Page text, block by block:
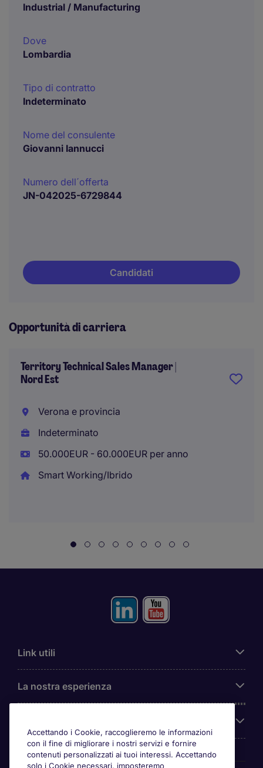
Industrial / Manufacturing
Dove
Lombardia
Tipo di contratto
Indeterminato
Nome del consulente
Giovanni Iannucci
Numero dell´offerta
JN-042025-6729844
Candidati
Opportunità di carriera
Territory Technical Sales Manager |
Nord Est
Verona e provincia
Indeterminato
50.000EUR - 60.000EUR per anno
Smart Working/Ibrido
Link utili
La nostra esperienza
Accettando i Cookie, raccoglieremo le informazioni
con il fine di migliorare i nostri servizi e fornire
contenuti personalizzati ai tuoi interessi. Accettando
solo i Cookie necessari, imposteremo